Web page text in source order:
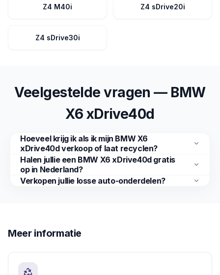
Z4 M40i Z4 sDrive20i
Z4 sDrive30i
Veelgestelde vragen — BMW
X6 xDrive40d
Hoeveel krijg ik als ik mijn BMW X6
xDrive40d verkoop of laat recyclen?
Halen jullie een BMW X6 xDrive40d gratis
op in Nederland?
Verkopen jullie losse auto-onderdelen?
Meer informatie